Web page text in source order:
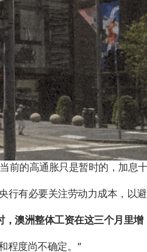
前的高通胀只是暂时的，加息
行有必要关注劳动力成本，以避
，澳洲整体工资在这三个月里增
程度尚不确定。”